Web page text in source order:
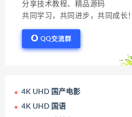
分享技术教程、精品源码
共同学习，共同进步，共同成长！
QQ交流群
4K UHD 国产电影
4K UHD 国语